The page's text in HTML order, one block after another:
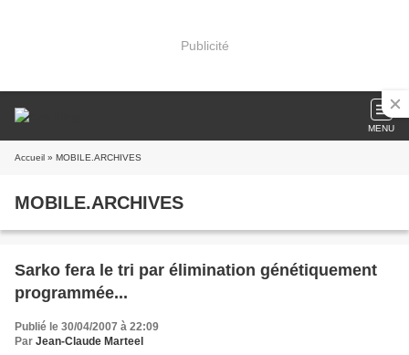
Publicité
MENU
Accueil » MOBILE.ARCHIVES
MOBILE.ARCHIVES
Sarko fera le tri par élimination génétiquement
programmée...
Publié le 30/04/2007 à 22:09
Par Jean-Claude Marteel